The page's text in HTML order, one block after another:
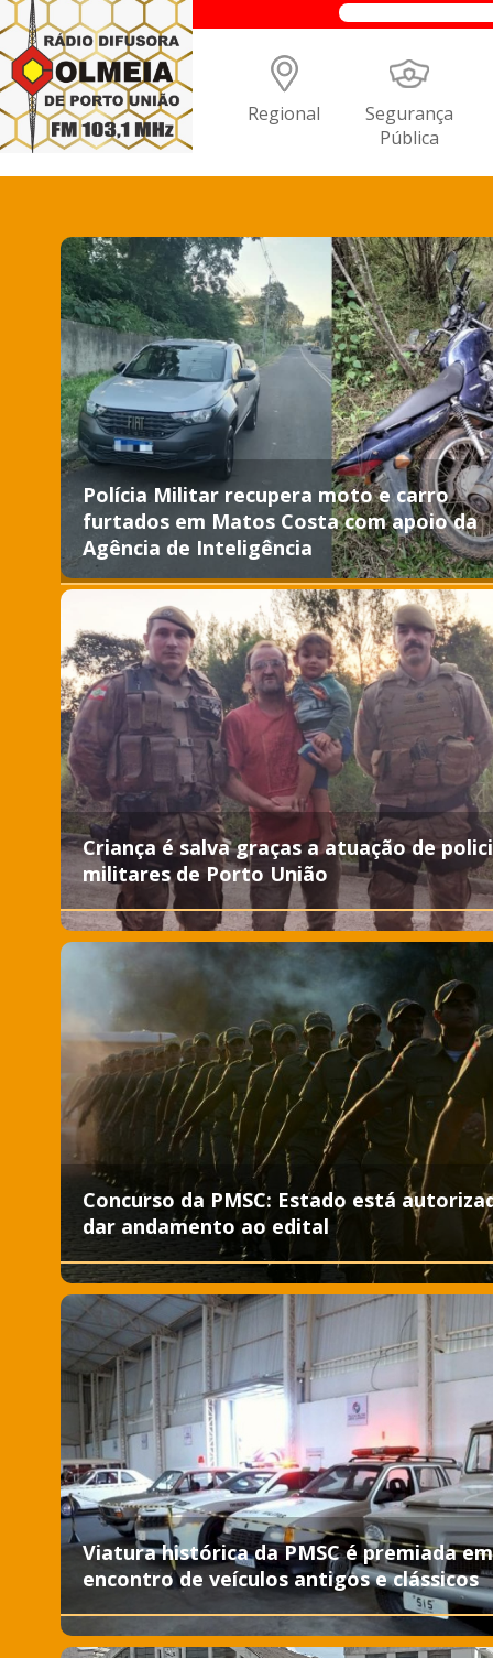
Regional Segurança
Pública
Polícia Militar recupera moto e carro
furtados em Matos Costa com apoio da
Agência de Inteligência
Criança é salva graças a atuação de
militares de Porto União
Concurso da PMSC: Estado está
dar andamento ao edital
Viatura histórica da PMSC é premiada em
encontro de veículos antigos e clássicos